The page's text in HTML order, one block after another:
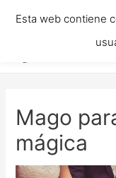
Mago y
Para fiestas
Mago
mágica
Esta web contiene